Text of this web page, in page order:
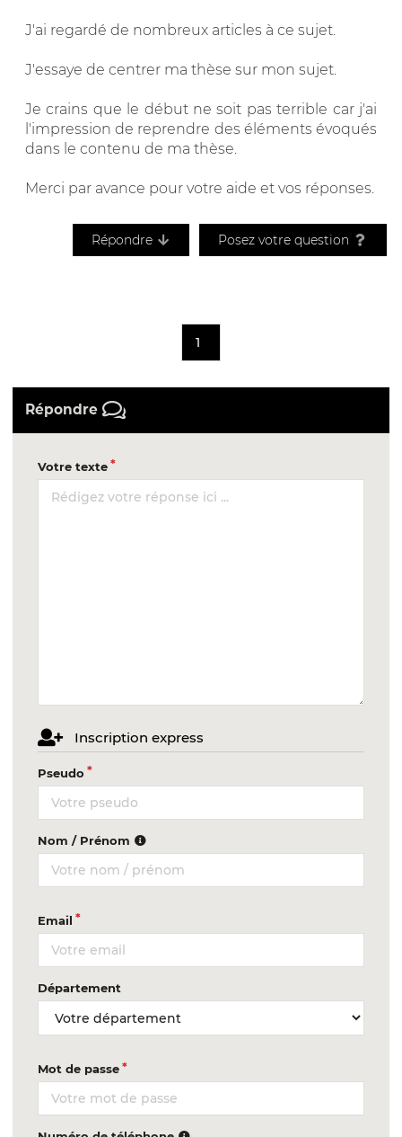
J'ai regardé de nombreux articles à ce sujet.
J'essaye de centrer ma thèse sur mon sujet.
Je crains que le début ne soit pas terrible car j'ai
l'impression de reprendre des éléments évoqués
dans le contenu de ma thèse.
Merci par avance pour votre aide et vos réponses.
Répondre Posez votre question
1
Répondre
Votre texte
Inscription express
Pseudo
Nom / Prénom
Email
Département
Mot de passe